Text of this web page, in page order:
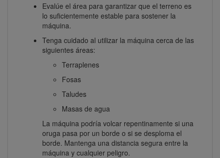
Evalúe el área para garantizar que el terreno es
lo suficientemente estable para sostener la
máquina.
Tenga cuidado al utilizar la máquina cerca de las
siguientes áreas:
Terraplenes
Fosas
Taludes
Masas de agua
La máquina podría volcar repentinamente si una
oruga pasa por un borde o si se desploma el
borde. Mantenga una distancia segura entre la
máquina y cualquier peligro.